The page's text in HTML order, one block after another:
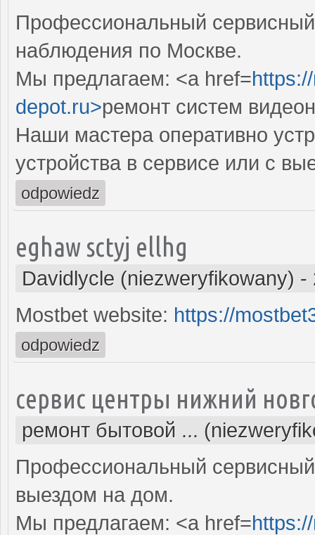
Профессиональный
наблюдения по Москве.
Мы предлагаем: <a href=
depot.ru>ремонт систем
Наши мастера оперативно
устройства в сервисе или с
odpowiedz
eghaw sctyj ellhg
Davidlycle (niezweryfikowany) -
Mostbet website: https://
odpowiedz
сервис центры нижний
ремонт бытовой ...
Профессиональный
выездом на дом.
Мы предлагаем: <a href=